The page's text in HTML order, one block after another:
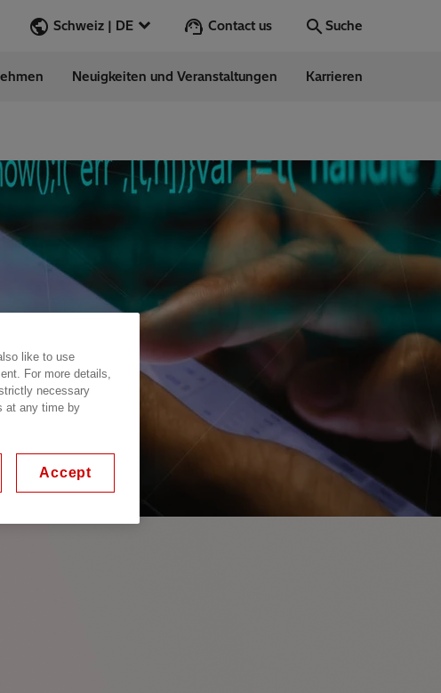
Schweiz | DE Contact us Suche
Neuigkeiten und Veranstaltungen Karrieren
like to use
For more details,
necessary
at any time by
Accept